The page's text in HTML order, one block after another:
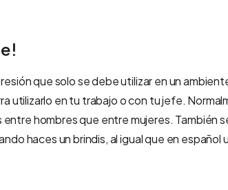
que solo se debe utilizar en un
utilizarlo en tu trabajo o con tu jefe.
hombres que entre mujeres. También
haces un brindis, al igual que en español